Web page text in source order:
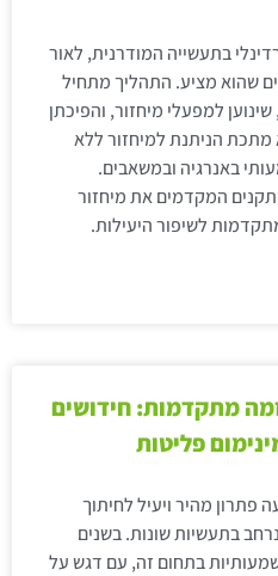
בתעשייה המודרנית, לאור
שהוא מציע. התהליך מתחיל
למפעלי מיחזור, והפיכתן
הניתנת למיחזור ללא
באנרגיה ובמשאבים.
המקדמים את מיחזור
לשיפור היעילות.
מתקדמות: חידושים
פליטות
פתרון מהיר ויעיל לחיתוך
בתעשיות שונות. בשנים
בתחום זה, עם דגש על